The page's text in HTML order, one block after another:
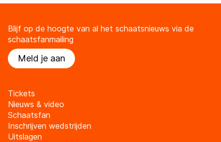
Blijf op de hoogte van al het schaatsnieuws via de
schaatsfanmailing
Meld je aan
Tickets
Nieuws & video
Schaatsfan
Inschrijven wedstrijden
Uitslagen